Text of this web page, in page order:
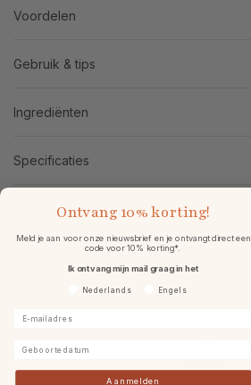
Voordelen
Gebruik & tips
Ingrediënten
Specificaties
ReviewsOntvang 10% korting!
Meld je aan voor onze nieuwsbrief en je ontvangt direct een
code voor 10% korting*.
Ik ontvang mijn mail graag in het
Voorkeurtaal
Nederlands Engels
Aanmelden